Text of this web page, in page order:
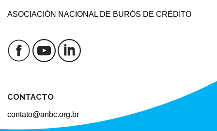
ASOCIACIÓN NACIONAL DE BURÓS DE CRÉDITO
CONTACTO
contato@anbc.org.br